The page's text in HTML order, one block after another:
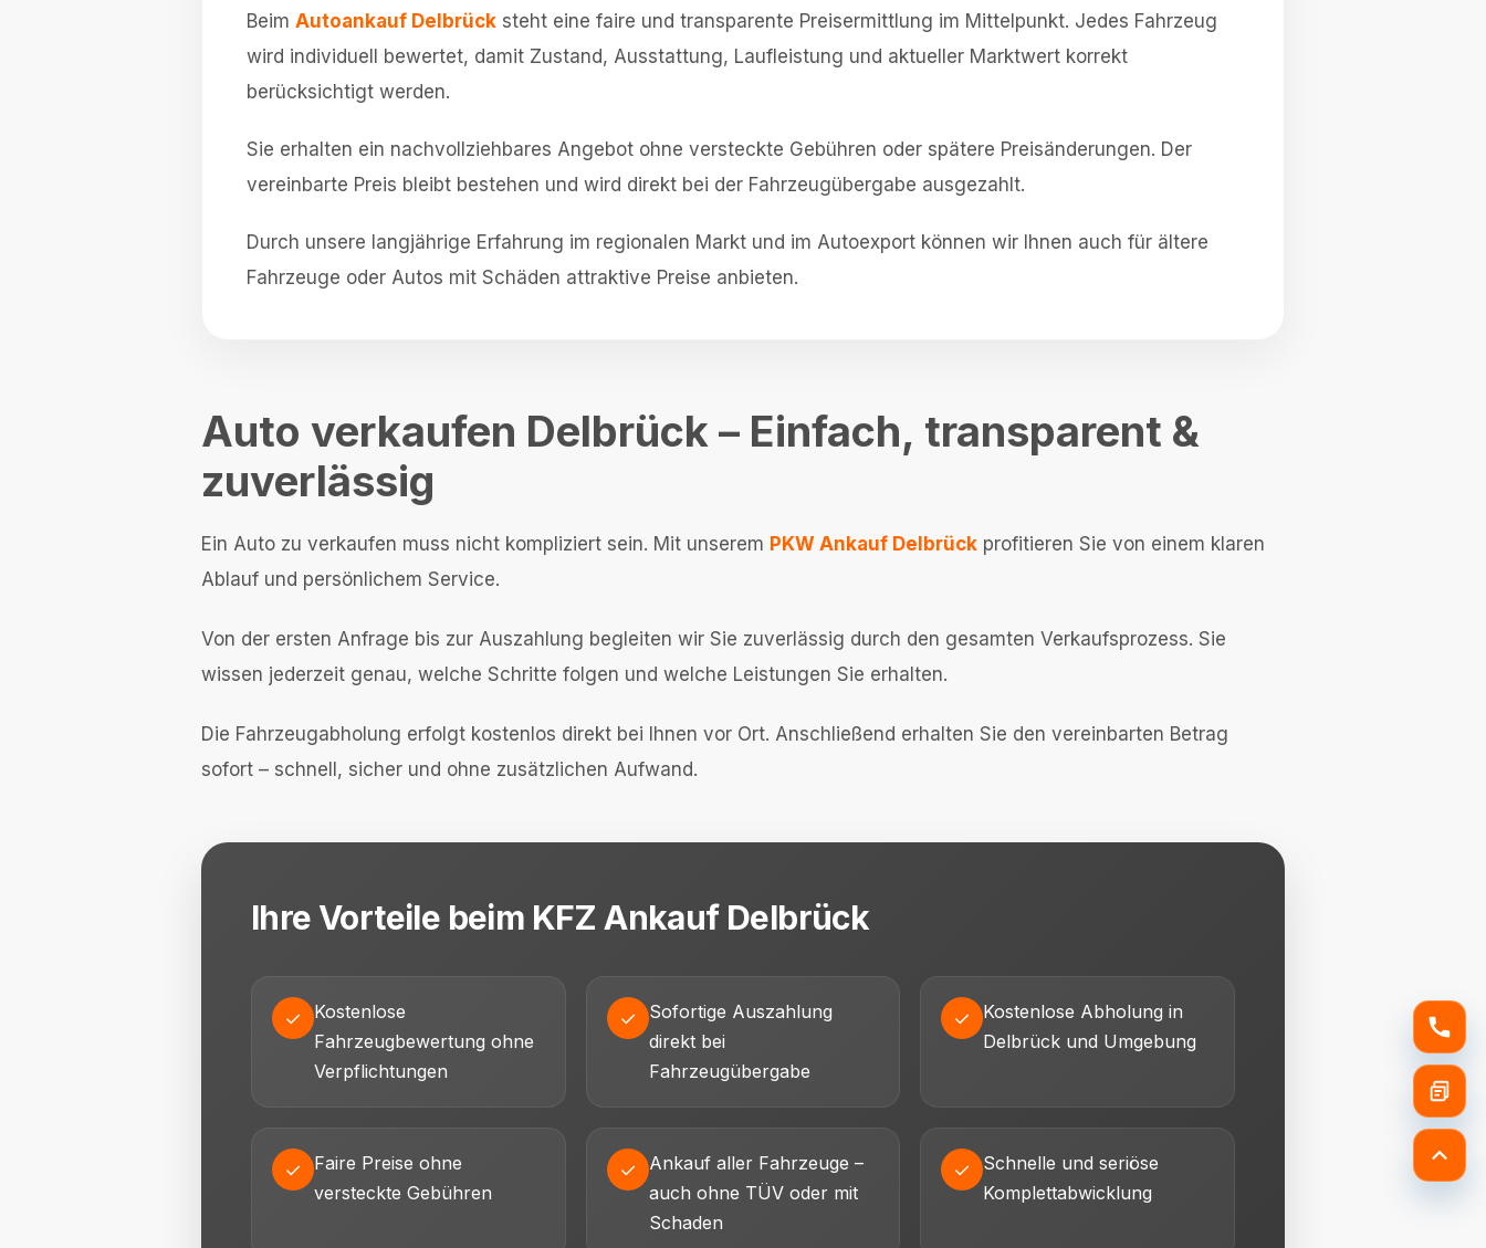
Beim Autoankauf Delbrück steht eine faire und transparente Preisermittlung im Mittelpunkt. Jedes Fahrzeug
wird individuell bewertet, damit Zustand, Ausstattung, Laufleistung und aktueller Marktwert korrekt
berücksichtigt werden.
Sie erhalten ein nachvollziehbares Angebot ohne versteckte Gebühren oder spätere Preisänderungen. Der
vereinbarte Preis bleibt bestehen und wird direkt bei der Fahrzeugübergabe ausgezahlt.
Durch unsere langjährige Erfahrung im regionalen Markt und im Autoexport können wir Ihnen auch für ältere
Fahrzeuge oder Autos mit Schäden attraktive Preise anbieten.
Auto verkaufen Delbrück – Einfach, transparent &
zuverlässig
Ein Auto zu verkaufen muss nicht kompliziert sein. Mit unserem PKW Ankauf Delbrück profitieren Sie von einem klaren
Ablauf und persönlichem Service.
Von der ersten Anfrage bis zur Auszahlung begleiten wir Sie zuverlässig durch den gesamten Verkaufsprozess. Sie
wissen jederzeit genau, welche Schritte folgen und welche Leistungen Sie erhalten.
Die Fahrzeugabholung erfolgt kostenlos direkt bei Ihnen vor Ort. Anschließend erhalten Sie den vereinbarten Betrag
sofort – schnell, sicher und ohne zusätzlichen Aufwand.
Ihre Vorteile beim KFZ Ankauf Delbrück
✓
Kostenlose
Fahrzeugbewertung ohne
Verpflichtungen
✓
Sofortige Auszahlung
direkt bei
Fahrzeugübergabe
✓
Kostenlose Abholung in
Delbrück und Umgebung
✓
Faire Preise ohne
versteckte Gebühren
✓
Ankauf aller Fahrzeuge –
auch ohne TÜV oder mit
Schaden
✓
Schnelle und seriöse
Komplettabwicklung